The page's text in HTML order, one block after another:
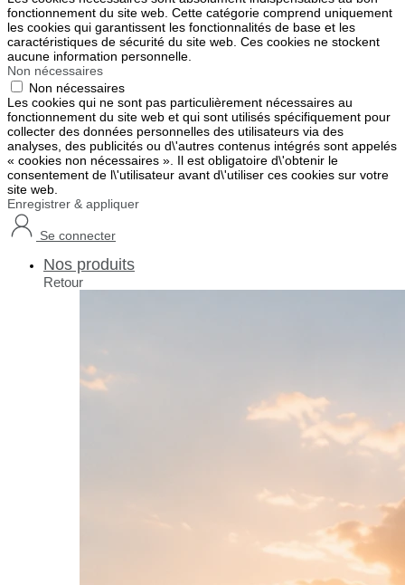
fonctionnement du site web. Cette catégorie comprend uniquement
les cookies qui garantissent les fonctionnalités de base et les
caractéristiques de sécurité du site web. Ces cookies ne stockent
aucune information personnelle.
Non nécessaires
Non nécessaires
Les cookies qui ne sont pas particulièrement nécessaires au
fonctionnement du site web et qui sont utilisés spécifiquement pour
collecter des données personnelles des utilisateurs via des
analyses, des publicités ou d\'autres contenus intégrés sont appelés
« cookies non nécessaires ». Il est obligatoire d\'obtenir le
consentement de l\'utilisateur avant d\'utiliser ces cookies sur votre
site web.
Enregistrer & appliquer
Se connecter
Nos produits
Retour